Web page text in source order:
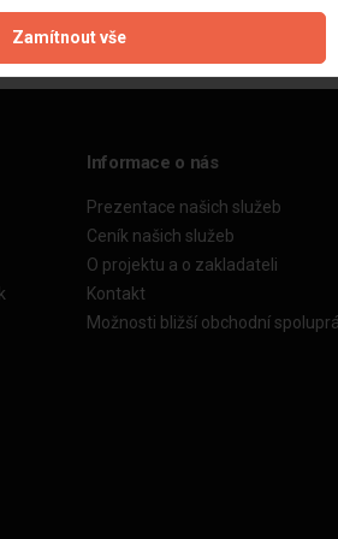
Informace o nás
Prezentace našich služeb
Ceník našich služeb
O projektu a o zakladateli
Kontakt
Možnosti bližší obchodní
Zamítnout vše